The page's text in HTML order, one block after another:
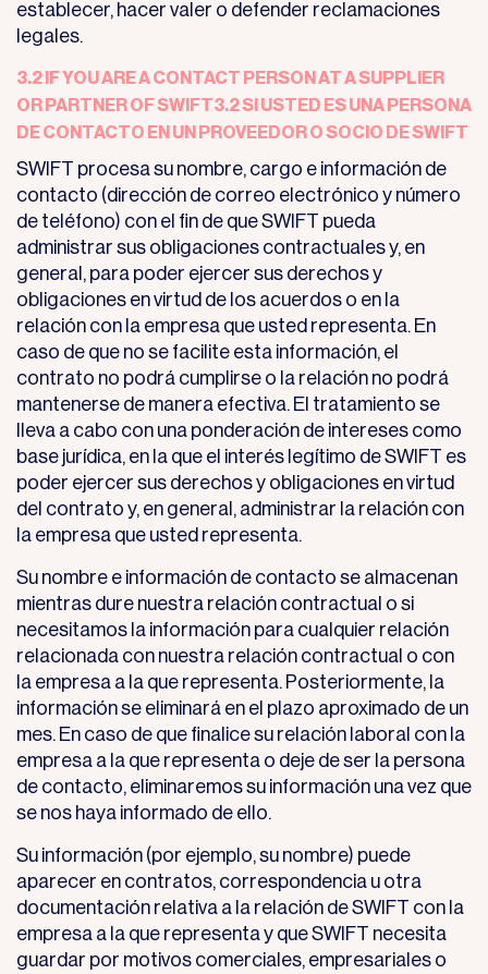
establecer, hacer valer o defender reclamaciones
legales.
3.2 IF YOU ARE A CONTACT PERSON AT A SUPPLIER
OR PARTNER OF SWIFT3.2 SI USTED ES UNA PERSONA
DE CONTACTO EN UN PROVEEDOR O SOCIO DE SWIFT
SWIFT procesa su nombre, cargo e información de
contacto (dirección de correo electrónico y número
de teléfono) con el fin de que SWIFT pueda
administrar sus obligaciones contractuales y, en
general, para poder ejercer sus derechos y
obligaciones en virtud de los acuerdos o en la
relación con la empresa que usted representa. En
caso de que no se facilite esta información, el
contrato no podrá cumplirse o la relación no podrá
mantenerse de manera efectiva. El tratamiento se
lleva a cabo con una ponderación de intereses como
base jurídica, en la que el interés legítimo de SWIFT es
poder ejercer sus derechos y obligaciones en virtud
del contrato y, en general, administrar la relación con
la empresa que usted representa.
Su nombre e información de contacto se almacenan
mientras dure nuestra relación contractual o si
necesitamos la información para cualquier relación
relacionada con nuestra relación contractual o con
la empresa a la que representa. Posteriormente, la
información se eliminará en el plazo aproximado de un
mes. En caso de que finalice su relación laboral con la
empresa a la que representa o deje de ser la persona
de contacto, eliminaremos su información una vez que
se nos haya informado de ello.
Su información (por ejemplo, su nombre) puede
aparecer en contratos, correspondencia u otra
documentación relativa a la relación de SWIFT con la
empresa a la que representa y que SWIFT necesita
guardar por motivos comerciales, empresariales o